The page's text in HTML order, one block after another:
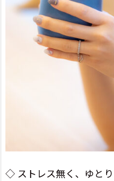
◇ ストレス無く、ゆとり